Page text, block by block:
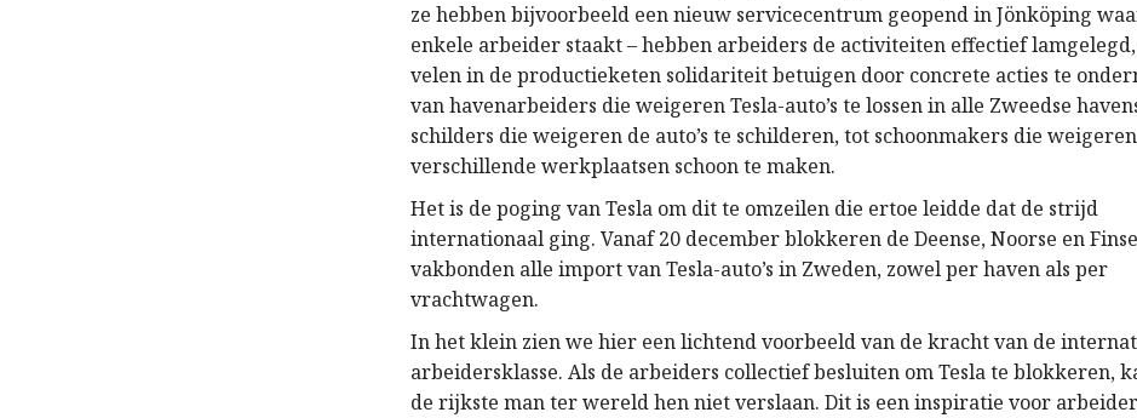
ze hebben bijvoorbeeld een nieuw servicecentrum geopend in Jönköping
enkele arbeider staakt – hebben arbeiders de activiteiten effectief
velen in de productieketen solidariteit betuigen door concrete acties te
van havenarbeiders die weigeren Tesla-auto’s te lossen in alle Zweedse
schilders die weigeren de auto’s te schilderen, tot schoonmakers die weigeren
verschillende werkplaatsen schoon te maken.
Het is de poging van Tesla om dit te omzeilen die ertoe leidde dat de strijd
internationaal ging. Vanaf 20 december blokkeren de Deense, Noorse en Finse
vakbonden alle import van Tesla-auto’s in Zweden, zowel per haven als per
vrachtwagen.
In het klein zien we hier een lichtend voorbeeld van de kracht van de
arbeidersklasse. Als de arbeiders collectief besluiten om Tesla te blokkeren,
de rijkste man ter wereld hen niet verslaan. Dit is een inspiratie voor